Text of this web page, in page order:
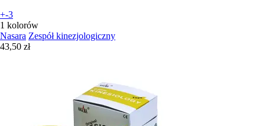
+-3
1 kolorów
Nasara Zespół kinezjologiczny
43,50 zł